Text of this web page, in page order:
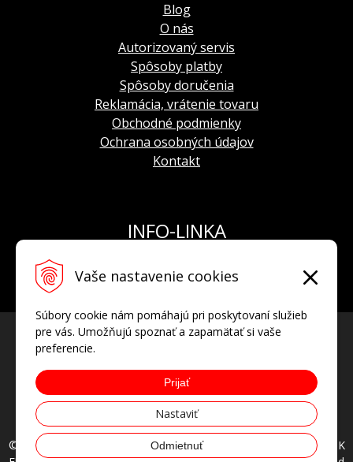
Vaše nastavenie cookies
Súbory cookie nám pomáhajú pri poskytovaní služieb
pre vás. Umožňujú spoznať a zapamätať si vaše
preferencie.
Prijať
Nastaviť
Odmietnuť
Blog
O nás
Autorizovaný servis
Spôsoby platby
Spôsoby doručenia
Reklamácia, vrátenie tovaru
Obchodné podmienky
Ochrana osobných údajov
Kontakt
INFO-LINKA
E-mail:info@hodinkyvostok.sk
© 2026 HODINKYVOSTOK.SK oficiálny predajca hodiniek VOSTOK